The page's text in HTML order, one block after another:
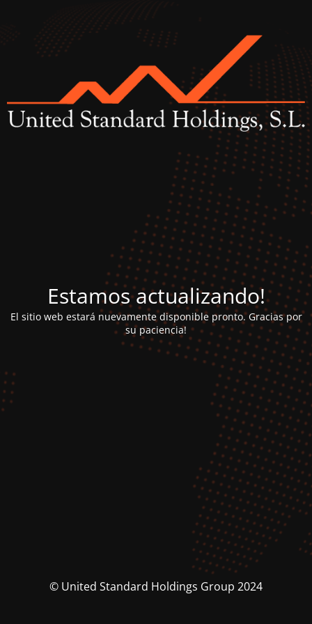
Estamos actualizando!
El sitio web estará nuevamente disponible pronto. Gracias por
su paciencia!
© United Standard Holdings Group 2024